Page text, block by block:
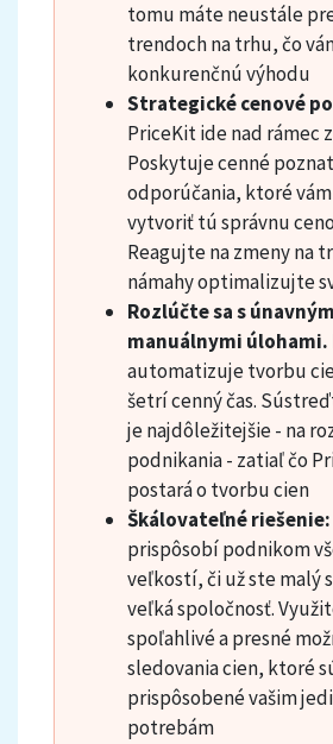
tomu máte neustále
trendoch na trhu, čo
konkurenčnú výhodu
Strategické cenové
PriceKit ide nad rámec
Poskytuje cenné
odporúčania, ktoré
vytvoriť tú správnu
Reagujte na zmeny na
námahy optimalizujte
Rozlúčte sa s
manuálnymi úlohami.
automatizuje tvorbu
šetrí cenný čas.
je najdôležitejšie - na
podnikania - zatiaľ čo
postará o tvorbu cien
Škálovateľné riešenie:
prispôsobí podnikom
veľkostí, či už ste malý
veľká spoločnosť.
spoľahlivé a presné
sledovania cien, ktoré
prispôsobené vašim
potrebám